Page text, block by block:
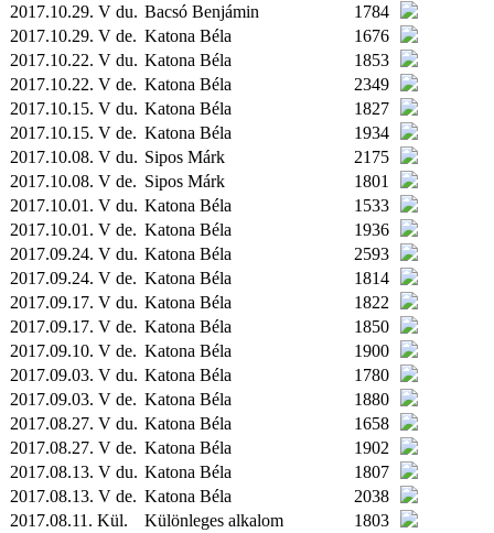
2017.10.29. V du. Bacsó Benjámin
1784
2017.10.29. V de. Katona Béla
1676
2017.10.22. V du. Katona Béla
1853
2017.10.22. V de. Katona Béla
2349
2017.10.15. V du. Katona Béla
1827
2017.10.15. V de. Katona Béla
1934
2017.10.08. V du. Sipos Márk
2175
2017.10.08. V de. Sipos Márk
1801
2017.10.01. V du. Katona Béla
1533
2017.10.01. V de. Katona Béla
1936
2017.09.24. V du. Katona Béla
2593
2017.09.24. V de. Katona Béla
1814
2017.09.17. V du. Katona Béla
1822
2017.09.17. V de. Katona Béla
1850
2017.09.10. V de. Katona Béla
1900
2017.09.03. V du. Katona Béla
1780
2017.09.03. V de. Katona Béla
1880
2017.08.27. V du. Katona Béla
1658
2017.08.27. V de. Katona Béla
1902
2017.08.13. V du. Katona Béla
1807
2017.08.13. V de. Katona Béla
2038
2017.08.11. Kül. Különleges alkalom
1803